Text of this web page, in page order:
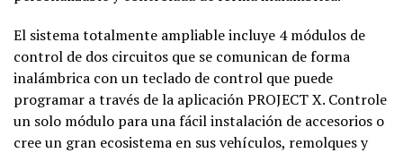
El sistema totalmente ampliable incluye 4 módulos de
control de dos circuitos que se comunican de forma
inalámbrica con un teclado de control que puede
programar a través de la aplicación PROJECT X. Controle
un solo módulo para una fácil instalación de accesorios o
cree un gran ecosistema en sus vehículos, remolques y